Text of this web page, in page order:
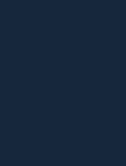
）
ます）
で開きます）
ドウで開きます）